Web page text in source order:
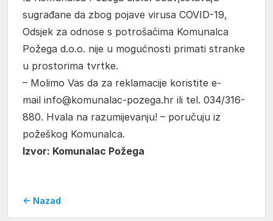
sugrađane da zbog pojave virusa COVID-19,
Odsjek za odnose s potrošačima Komunalca
Požega d.o.o. nije u mogućnosti primati stranke
u prostorima tvrtke.
– Molimo Vas da za reklamacije koristite e-
mail info@komunalac-pozega.hr ili tel. 034/316-
880. Hvala na razumijevanju! – poručuju iz
požeškog Komunalca.
Izvor: Komunalac Požega
← Nazad